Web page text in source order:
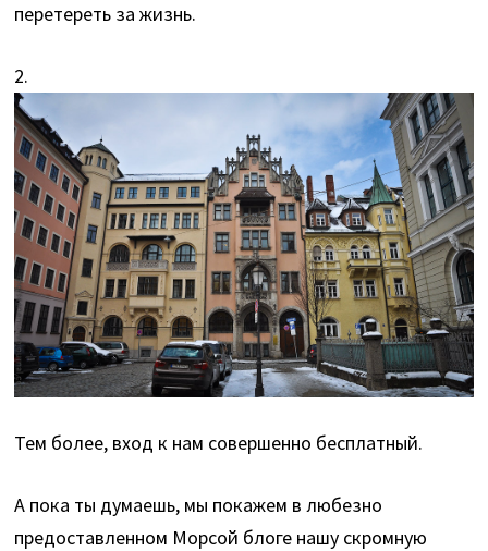
перетереть за жизнь.
2.
Тем более, вход к нам совершенно бесплатный.
А пока ты думаешь, мы покажем в любезно
предоставленном Морсой блоге нашу скромную